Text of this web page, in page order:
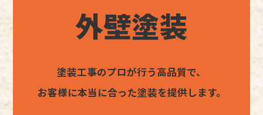
外壁塗装
塗装工事のプロが行う高品質で、
お客様に本当に合った塗装を提供します。